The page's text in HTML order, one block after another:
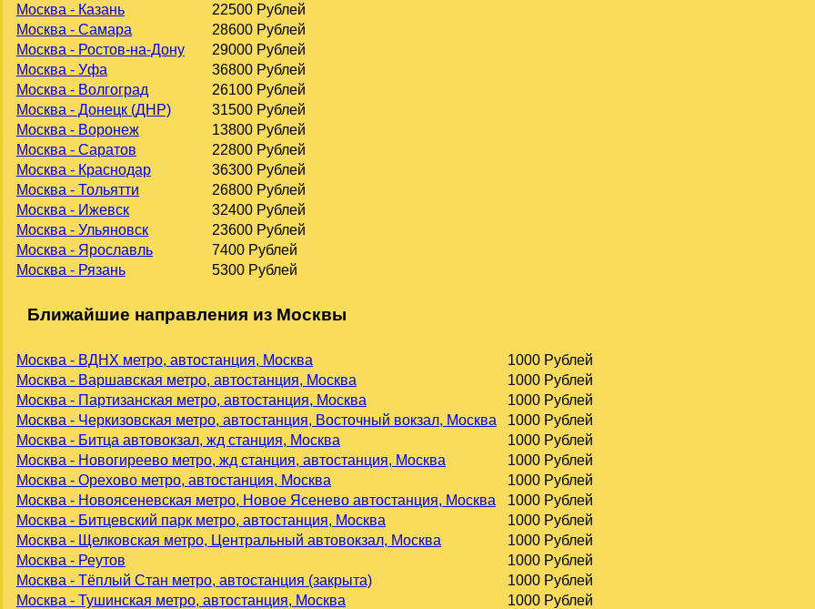
Москва - Казань
22500 Рублей
Москва - Самара
28600 Рублей
Москва - Ростов-на-Дону
29000 Рублей
Москва - Уфа
36800 Рублей
Москва - Волгоград
26100 Рублей
Москва - Донецк (ДНР)
31500 Рублей
Москва - Воронеж
13800 Рублей
Москва - Саратов
22800 Рублей
Москва - Краснодар
36300 Рублей
Москва - Тольятти
26800 Рублей
Москва - Ижевск
32400 Рублей
Москва - Ульяновск
23600 Рублей
Москва - Ярославль
7400 Рублей
Москва - Рязань
5300 Рублей
Ближайшие направления из Москвы
Москва - ВДНХ метро, автостанция, Москва
1000 Рублей
Москва - Варшавская метро, автостанция, Москва
1000 Рублей
Москва - Партизанская метро, автостанция, Москва
1000 Рублей
Москва - Черкизовская метро, автостанция, Восточный вокзал, Москва
1000 Рублей
Москва - Битца автовокзал, жд станция, Москва
1000 Рублей
Москва - Новогиреево метро, жд станция, автостанция, Москва
1000 Рублей
Москва - Орехово метро, автостанция, Москва
1000 Рублей
Москва - Новоясеневская метро, Новое Ясенево автостанция, Москва
1000 Рублей
Москва - Битцевский парк метро, автостанция, Москва
1000 Рублей
Москва - Щелковская метро, Центральный автовокзал, Москва
1000 Рублей
Москва - Реутов
1000 Рублей
Москва - Тёплый Стан метро, автостанция (закрыта)
1000 Рублей
Москва - Тушинская метро, автостанция, Москва
1000 Рублей